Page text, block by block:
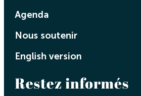
Agenda
Nous soutenir
English version
Restez informés